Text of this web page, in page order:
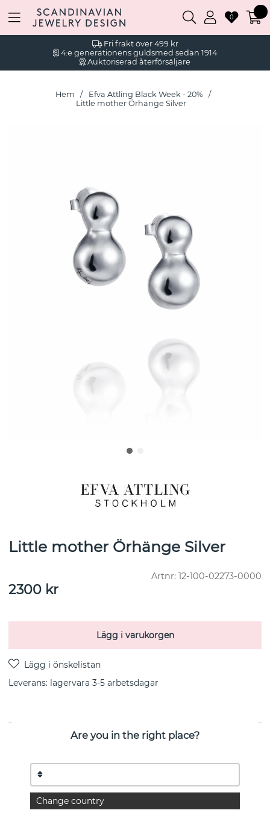
Fri frakt över 499 kr
4:e generationens guldsmed sedan 1914
Auktoriserad återförsäljare
0
Hem
Efva Attling Black Week - 20%
Little mother Örhänge Silver
Little mother Örhänge Silver
Artnr: 12-100-02273-0000
2300 kr
Lägg i varukorgen
Leverans: lagervara 3-5 arbetsdagar
PRODUKTBESKRIVNING
”Den varma mjuka formen påminner mig om ‘Mama’.”
EFVA ATTLING
OM PRODUKTEN
Silverörhängen i återvunnet sterling silver i mjuka
runda former.
Are you in the right place?
Change country